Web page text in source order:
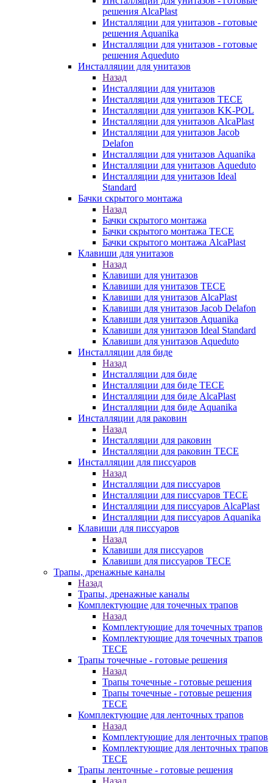
решения AlcaPlast
Инсталляции для унитазов - готовые
решения Aquanika
Инсталляции для унитазов - готовые
решения Aqueduto
Инсталляции для унитазов
Назад
Инсталляции для унитазов
Инсталляции для унитазов TECE
Инсталляции для унитазов KK-POL
Инсталляции для унитазов AlcaPlast
Инсталляции для унитазов Jacob
Delafon
Инсталляции для унитазов Aquanika
Инсталляции для унитазов Aqueduto
Инсталляции для унитазов Ideal
Standard
Бачки скрытого монтажа
Назад
Бачки скрытого монтажа
Бачки скрытого монтажа TECE
Бачки скрытого монтажа AlcaPlast
Клавиши для унитазов
Назад
Клавиши для унитазов
Клавиши для унитазов TECE
Клавиши для унитазов AlcaPlast
Клавиши для унитазов Jacob Delafon
Клавиши для унитазов Aquanika
Клавиши для унитазов Ideal Standard
Клавиши для унитазов Aqueduto
Инсталляции для биде
Назад
Инсталляции для биде
Инсталляции для биде TECE
Инсталляции для биде AlcaPlast
Инсталляции для биде Aquanika
Инсталляции для раковин
Назад
Инсталляции для раковин
Инсталляции для раковин TECE
Инсталляции для писсуаров
Назад
Инсталляции для писсуаров
Инсталляции для писсуаров TECE
Инсталляции для писсуаров AlcaPlast
Инсталляции для писсуаров Aquanika
Клавиши для писсуаров
Назад
Клавиши для писсуаров
Клавиши для писсуаров TECE
Трапы, дренажные каналы
Назад
Трапы, дренажные каналы
Комплектующие для точечных трапов
Назад
Комплектующие для точечных трапов
Комплектующие для точечных трапов
TECE
Трапы точечные - готовые решения
Назад
Трапы точечные - готовые решения
Трапы точечные - готовые решения
TECE
Комплектующие для ленточных трапов
Назад
Комплектующие для ленточных трапов
Комплектующие для ленточных трапов
TECE
Трапы ленточные - готовые решения
Назад